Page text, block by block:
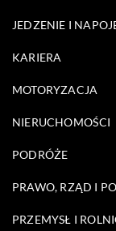
JEDZENIE I
KARIERA
MOTORYZACJA
NIERUCHOMOŚCI
PODRÓŻE
PRAWO, RZĄD I
PRZEMYSŁ I